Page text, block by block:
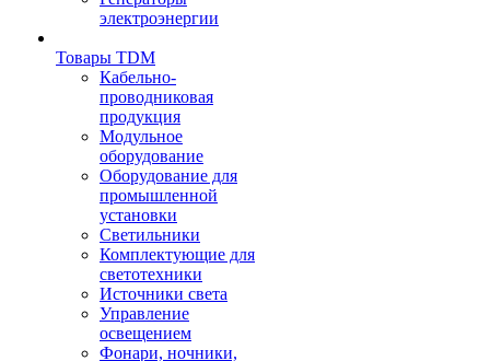
электроэнергии
Товары TDM
Кабельно-
проводниковая
продукция
Модульное
оборудование
Оборудование для
промышленной
установки
Светильники
Комплектующие для
светотехники
Источники света
Управление
освещением
Фонари, ночники,